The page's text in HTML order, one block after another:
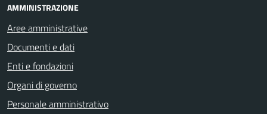
AMMINISTRAZIONE
Aree amministrative
Documenti e dati
Enti e fondazioni
Organi di governo
Personale amministrativo